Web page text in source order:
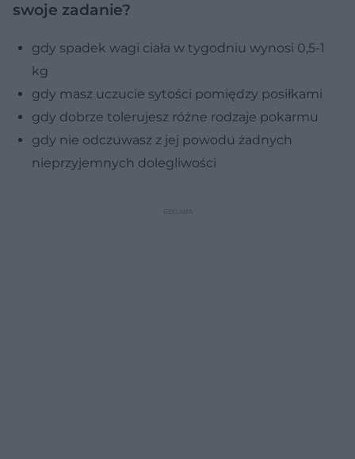
swoje zadanie?
gdy spadek wagi ciała w tygodniu wynosi 0,5-1
kg
gdy masz uczucie sytości pomiędzy posiłkami
gdy dobrze tolerujesz różne rodzaje pokarmu
gdy nie odczuwasz z jej powodu żadnych
nieprzyjemnych dolegliwości